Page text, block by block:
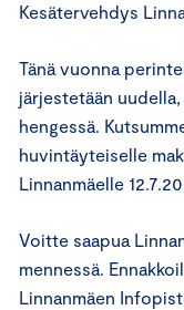
Kesätervehdys
Tänä vuonna
järjestetään
hengessä.
huvintäyteiselle
Linnanmäelle
Voitte saapua
mennessä.
Linnanmäen